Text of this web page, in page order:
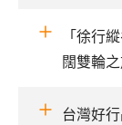
「徐行
闊雙輪
台灣好